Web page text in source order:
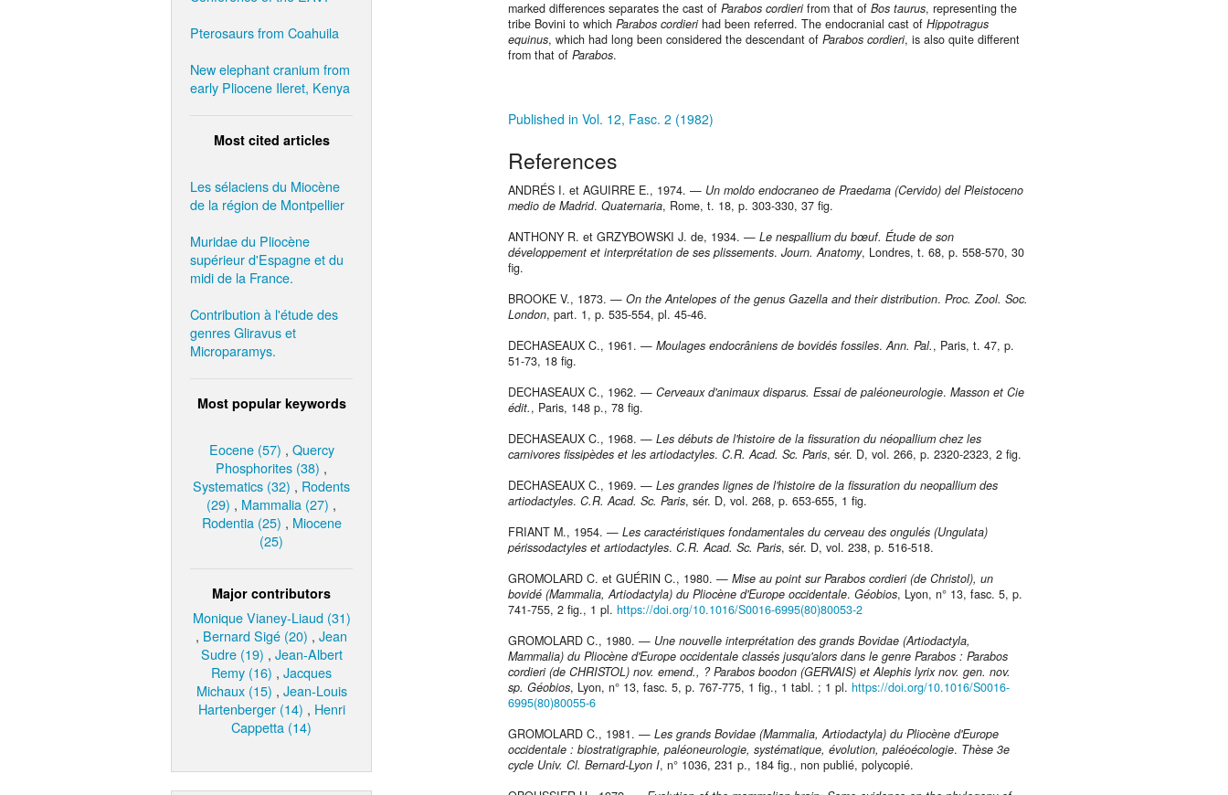
Pterosaurs from Coahuila
New elephant cranium from
early Pliocene Ileret, Kenya
Most cited articles
Les sélaciens du Miocène
de la région de Montpellier
Muridae du Pliocène
supérieur d'Espagne et du
midi de la France.
Contribution à l'étude des
genres Gliravus et
Microparamys.
Most popular keywords
Eocene (57) , Quercy
Phosphorites (38) ,
Systematics (32) , Rodents
(29) , Mammalia (27) ,
Rodentia (25) , Miocene
(25)
Major contributors
Monique Vianey-Liaud (31)
, Bernard Sigé (20) , Jean
Sudre (19) , Jean-Albert
Remy (16) , Jacques
Michaux (15) , Jean-Louis
Hartenberger (14) , Henri
Cappetta (14)
marked differences separates the cast of Parabos cordierifrom that of Bos taurus, representing the
tribe Bovini to which Parabos cordierihad been referred. The endocranial cast of Hippotragus
equinus, which had long been considered the descendant of Parabos cordieri, is also quite different
from that of Parabos.
Published in Vol. 12, Fasc. 2 (1982)
References
ANDRÉS I. et AGUIRRE E., 1974. — Un moldo endocraneo de Praedama (Cervido) del Pleistoceno
medio de Madrid. Quaternaria, Rome, t. 18, p. 303-330, 37 fig.
ANTHONY R. et GRZYBOWSKI J. de, 1934. — Le nespallium du bœuf. Étude de son
développement et interprétation de ses plissements. Journ. Anatomy, Londres, t. 68, p. 558-570, 30
fig.
BROOKE V., 1873. — On the Antelopes of the genus Gazella and their distribution. Proc. Zool. Soc.
London, part. 1, p. 535-554, pl. 45-46.
DECHASEAUX C., 1961. — Moulages endocrâniens de bovidés fossiles.Ann. Pal., Paris, t. 47, p.
51-73, 18 fig.
DECHASEAUX C., 1962. — Cerveaux d'animaux disparus. Essai de paléoneurologie. Masson et Cie
édit., Paris, 148 p., 78 fig.
DECHASEAUX C., 1968. — Les débuts de l'histoire de la fissuration du néopallium chez les
carnivores fissipèdes et les artiodactyles. C.R. Acad. Sc. Paris, sér. D, vol. 266, p. 2320-2323, 2 fig.
DECHASEAUX C., 1969. — Les grandes lignes de l'histoire de la fissuration du neopallium des
artiodactyles. C.R. Acad. Sc. Paris, sér. D, vol. 268, p. 653-655, 1 fig.
FRIANT M., 1954. — Les caractéristiques fondamentales du cerveau des ongulés (Ungulata)
périssodactyles et artiodactyles. C.R. Acad. Sc. Paris, sér. D, vol. 238, p. 516-518.
GROMOLARD C. et GUÉRIN C., 1980. — Mise au point sur Parabos cordieri (de Christol), un
bovidé (Mammalia, Artiodactyla) du Pliocène d'Europe occidentale. Géobios, Lyon, n° 13, fasc. 5, p.
741-755, 2 fig., 1 pl. https://doi.org/10.1016/S0016-6995(80)80053-2
GROMOLARD C., 1980. — Une nouvelle interprétation des grands Bovidae (Artiodactyla,
Mammalia) du Pliocène d'Europe occidentale classés jusqu'alors dans le genre Parabos : Parabos
cordieri (de CHRISTOL) nov. emend., ? Parabos boodon (GERVAIS) et Alephis lyrix nov. gen. nov.
sp. Géobios, Lyon, n° 13, fasc. 5, p. 767-775, 1 fig., 1 tabl. ; 1 pl. https://doi.org/10.1016/S0016-
6995(80)80055-6
GROMOLARD C., 1981. — Les grands Bovidae (Mammalia, Artiodactyla) du Pliocène d'Europe
occidentale : biostratigraphie, paléoneurologie, systématique, évolution, paléoécologie. Thèse 3e
cycle Univ. Cl. Bernard-Lyon I, n° 1036, 231 p., 184 fig., non publié, polycopié.